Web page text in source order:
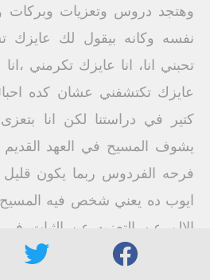
وهتجد دروس وتعزيات وبركات
نفسه وكانه بيقول لك عايزك
تحبني انا، انا عايزك تكرمني
عايزك تكتشفني عشان كده
كتير في دراستنا لكن انا
يشوف المسيح في العهد
فرحه الفردوس ربما يكون
ايوب ده يعني شخص فيه
الالم عن التعزيه عن الثبات
ناخد ايوب مع المسيح لا ايوب